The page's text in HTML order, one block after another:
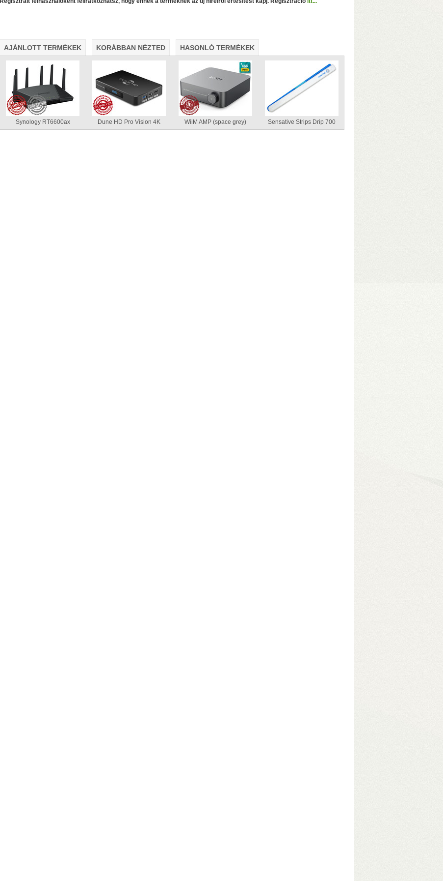
• Hardveres RAID0/RAID1/RAID5/RAID10 módok • A RAID-mód a hátlapi kapcsolóval
választható • Hot spare lemez(ek) a RAID javításához • 5 GBit/s sebesség USB3-on (230–250
MByte/s merevlemezekkel) • Ingyenes backup-szoftver Window-hoz
AJÁNLOTT TERMÉKEK KORÁBBAN NÉZTED HASONLÓ TERMÉKEK
Synology RT6600ax Dune HD Pro Vision 4K WiiM AMP (space grey) Sensative Strips Drip 700